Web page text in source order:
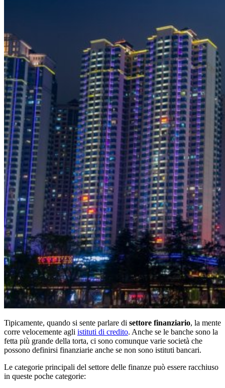
Tipicamente, quando si sente parlare di settore finanziario, la mente
corre velocemente agli istituti di credito. Anche se le banche sono la
fetta più grande della torta, ci sono comunque varie società che
possono definirsi finanziarie anche se non sono istituti bancari.
Le categorie principali del settore delle finanze può essere racchiuso
in queste poche categorie: